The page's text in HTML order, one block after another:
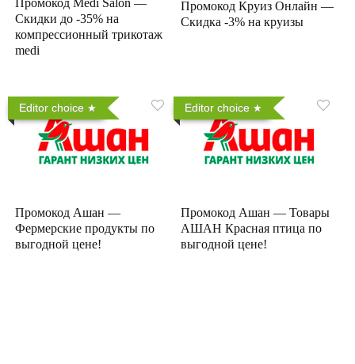
Промокод Medi Salon —
Скидки до -35% на
компрессионный трикотаж
medi
Промокод Круиз Онлайн —
Скидка -3% на круизы
Editor choice
Промокод Ашан —
Фермерские продукты по
выгодной цене!
Editor choice
Промокод Ашан — Товары
АШАН Красная птица по
выгодной цене!